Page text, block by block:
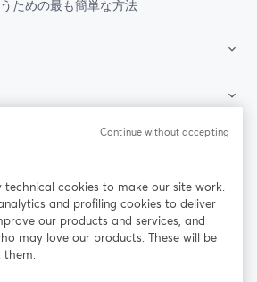
ための最も簡単な方法
新しいタブで開く(Twitter)
YouTube
technical cookies to make our site work.
and profiling cookies to deliver
our products and services, and
may love our products. These will be
them.
Continue without accepting